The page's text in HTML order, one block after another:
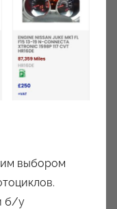
выбором
б/у